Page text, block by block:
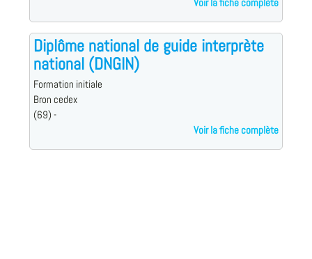
Voir la fiche complète
Diplôme national de guide interprète
national (DNGIN)
Formation initiale
Bron cedex
(69) -
Voir la fiche complète